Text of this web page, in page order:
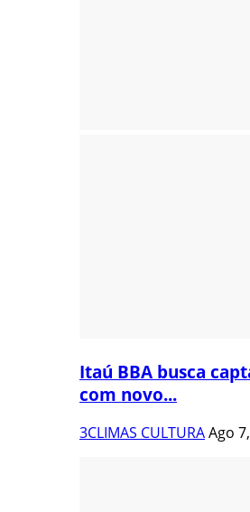
Itaú BBA busca
com novo...
3CLIMAS CULTURAAgo